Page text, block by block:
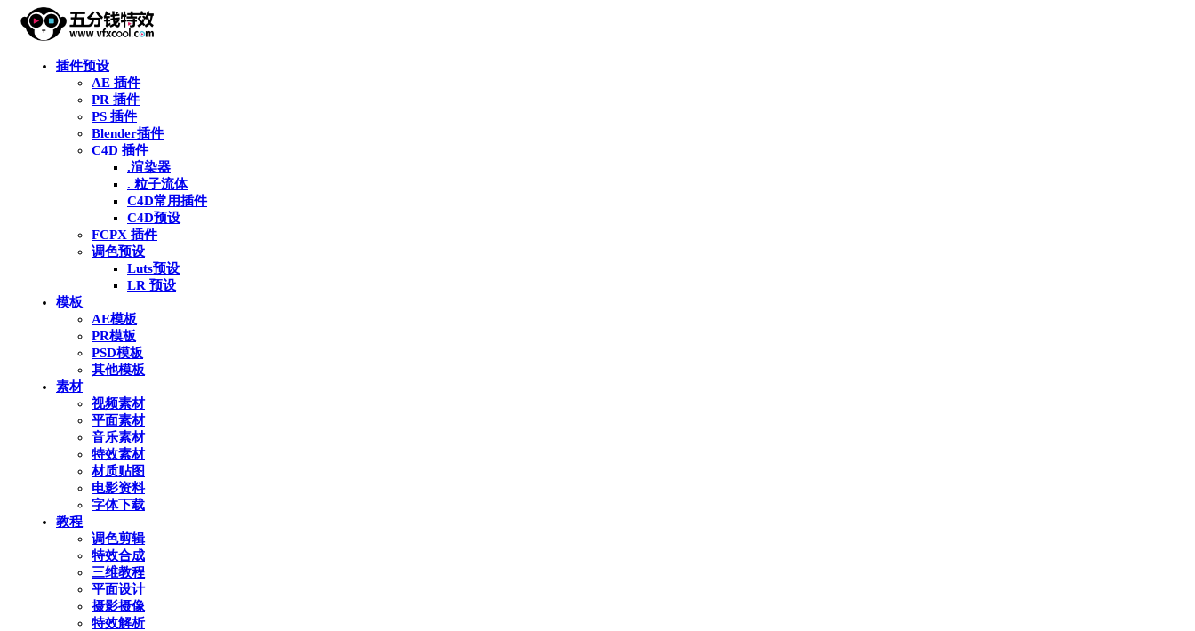
插件预设
AE 插件
PR 插件
PS 插件
Blender插件
C4D 插件
.渲染器
. 粒子流体
C4D常用插件
C4D预设
FCPX 插件
调色预设
Luts预设
LR 预设
模板
AE模板
PR模板
PSD模板
其他模板
素材
视频素材
平面素材
音乐素材
特效素材
材质贴图
电影资料
字体下载
教程
调色剪辑
特效合成
三维教程
平面设计
摄影摄像
特效解析